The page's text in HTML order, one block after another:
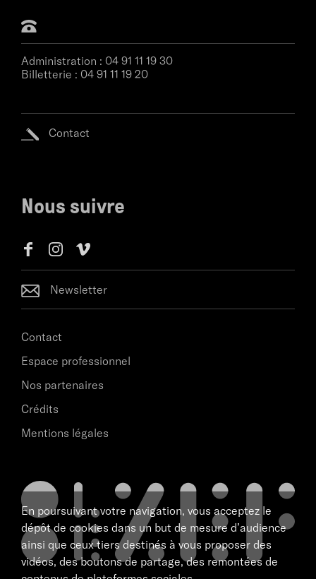
Administration : 04 91 11 19 30
Billetterie : 04 91 11 19 20
Contact
Nous suivre
Newsletter
Contact
Espace professionnel
Nos partenaires
Crédits
Mentions légales
En poursuivant votre navigation, vous acceptez le
dépôt de cookies dans un but de mesure d’audience
ainsi que ceux tiers destinés à vous proposer des
vidéos, des boutons de partage, des remontées de